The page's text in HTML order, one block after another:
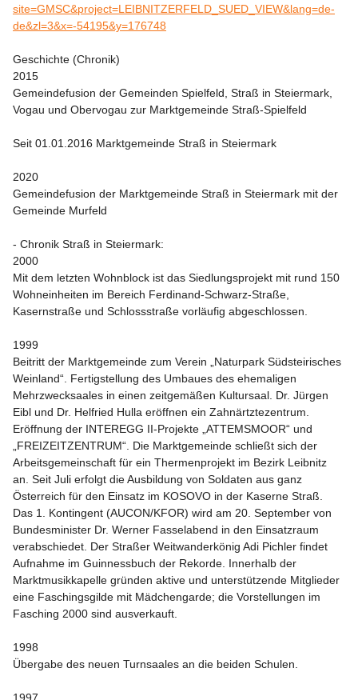
site=GMSC&project=LEIBNITZERFELD_SUED_VIEW&lang=de-
de&zl=3&x=-54195&y=176748
Geschichte (Chronik)
2015
Gemeindefusion der Gemeinden Spielfeld, Straß in Steiermark,
Vogau und Obervogau zur Marktgemeinde Straß-Spielfeld
Seit 01.01.2016 Marktgemeinde Straß in Steiermark
2020
Gemeindefusion der Marktgemeinde Straß in Steiermark mit der
Gemeinde Murfeld
- Chronik Straß in Steiermark: